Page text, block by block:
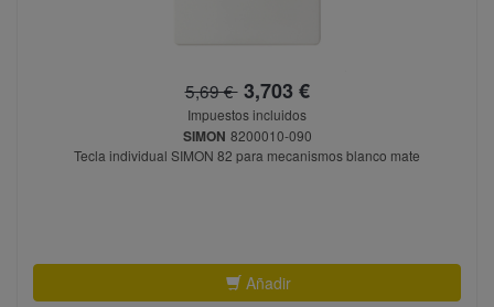
5,69 €3,703 €
Impuestos incluidos
SIMON 8200010-090
Tecla individual SIMON 82 para mecanismos blanco mate
Añadir